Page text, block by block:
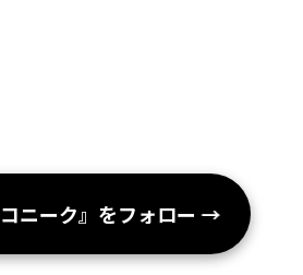
ニーク』をフォロー →